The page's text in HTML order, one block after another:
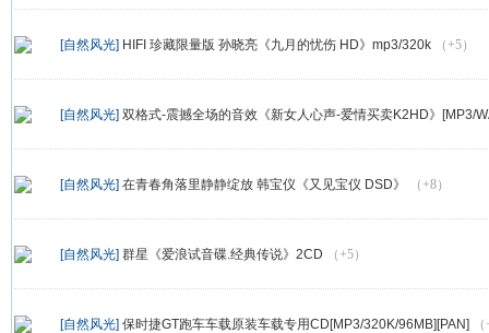
[自然风光] HIFI 珍藏限量版 孙晓亮《九月的忧伤 HD》mp3/320k （+5）
[自然风光] 双格式-震撼全场的音效《新女人心声-爱情买卖K2HD》[MP3/
[自然风光] 在青春角落里静静绽放 韩宝仪《又见宝仪 DSD》 （+8）
[自然风光] 群星《爱浪试音碟.经典传说》2CD （+5）
[自然风光] 保时捷GT跑车车载原装车载专用CD[MP3/320K/96MB][PAN]